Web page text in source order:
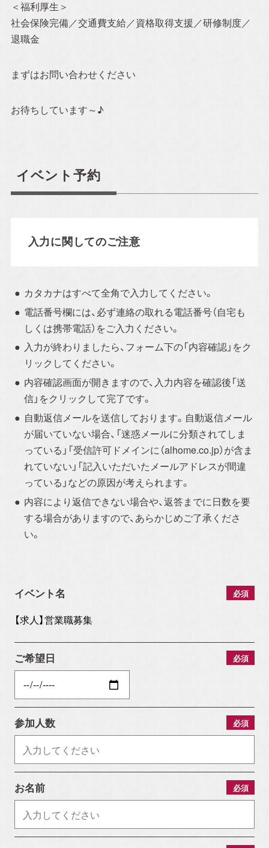
CONTACT
お電話・WEBからお気軽にご相談ください。
0120-06-3308
[ MAIL ] info@alhome.co.jp
3営業日以内に担当者からご返信いたします。
アルホームサービス
のXです。
[@alhome2001]
[simplenote ibaraki
アルホームサービスの
インスタグラムです。
[alhomeservice inc]
アルホームサービスの
公式LINEです。
[@030gfzbj]
＜福利厚生＞
社会保険完備／交通費支給／資格取得支援／研修制度／
退職金
まずはお問い合わせください
お待ちしています～♪
イベント予約
入力に関してのご注意
カタカナはすべて全角で入力してください。
電話番号欄には、必ず連絡の取れる電話番号（自宅も
しくは携帯電話）をご入力ください。
入力が終わりましたら、フォーム下の「内容確認」をク
リックしてください。
内容確認画面が開きますので、入力内容を確認後「送
信」をクリックして完了です。
自動返信メールを送信しております。自動返信メール
が届いていない場合、「迷惑メールに分類されてしま
っている」「受信許可ドメインに（alhome.co.jp）が含ま
れていない」「記入いただいたメールアドレスが間違
っている」などの原因が考えられます。
内容により返信できない場合や、返答までに日数を要
する場合がありますので、あらかじめご了承くださ
い。
イベント名 必須
ご希望日 必須
参加人数 必須
お名前 必須